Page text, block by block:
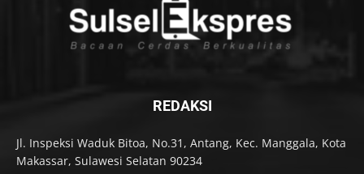
REDAKSI
Jl. Inspeksi Waduk Bitoa, No.31, Antang, Kec. Manggala, Kota
Makassar, Sulawesi Selatan 90234